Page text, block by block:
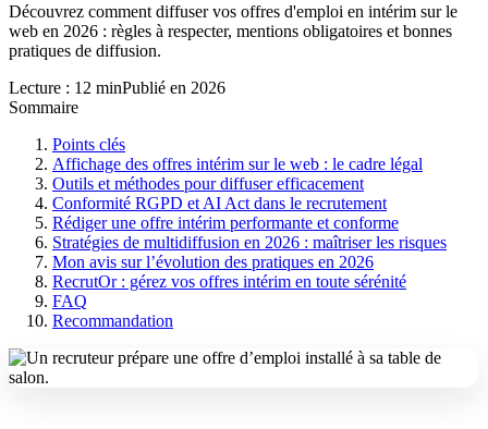
Découvrez comment diffuser vos offres d'emploi en intérim sur le
web en 2026 : règles à respecter, mentions obligatoires et bonnes
pratiques de diffusion.
Lecture : 12 minPublié en 2026
Sommaire
Points clés
Affichage des offres intérim sur le web : le cadre légal
Outils et méthodes pour diffuser efficacement
Conformité RGPD et AI Act dans le recrutement
Rédiger une offre intérim performante et conforme
Stratégies de multidiffusion en 2026 : maîtriser les risques
Mon avis sur l’évolution des pratiques en 2026
RecrutOr : gérez vos offres intérim en toute sérénité
FAQ
Recommandation